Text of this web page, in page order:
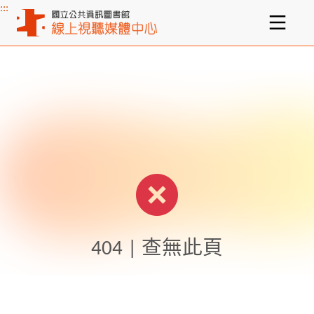
主要內容區塊
:::
404 | 查無此頁